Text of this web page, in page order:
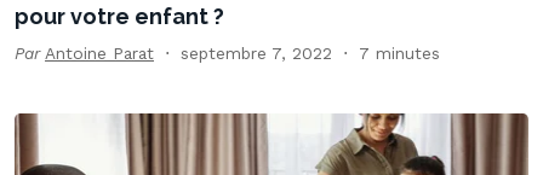
pour votre enfant ?
Par Antoine Parat septembre 7, 2022 7 minutes